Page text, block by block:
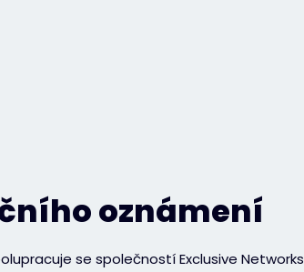
oznámení
se společností Exclusive Networks